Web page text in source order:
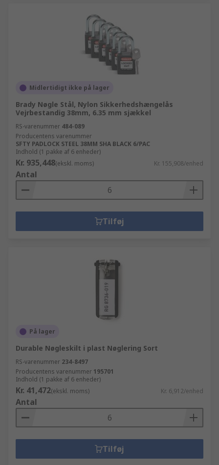
Midlertidigt ikke på lager
Brady Nøgle Stål, Nylon Sikkerhedshængelås
Vejrbestandig 38mm, 6.35 mm sjækkel
RS-varenummer 484-089
Producentens varenummer
SFTY PADLOCK STEEL 38MM SHA BLACK 6/PAC
Indhold (1 pakke af 6 enheder)
Kr. 935,448(ekskl. moms) Kr. 155,908/enhed
Antal
Tilføj
På lager
Durable Nøgleskilt i plast Nøglering Sort
RS-varenummer 234-8497
Producentens varenummer 195701
Indhold (1 pakke af 6 enheder)
Kr. 41,472(ekskl. moms) Kr. 6,912/enhed
Antal
Tilføj